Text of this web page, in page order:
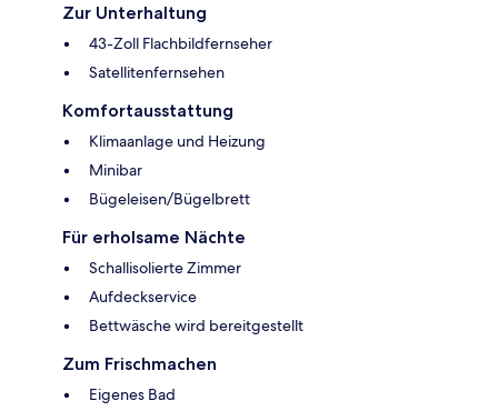
Zur Unterhaltung
43-Zoll Flachbildfernseher
Satellitenfernsehen
Komfortausstattung
Klimaanlage und Heizung
Minibar
Bügeleisen/Bügelbrett
Für erholsame Nächte
Schallisolierte Zimmer
Aufdeckservice
Bettwäsche wird bereitgestellt
Zum Frischmachen
Eigenes Bad